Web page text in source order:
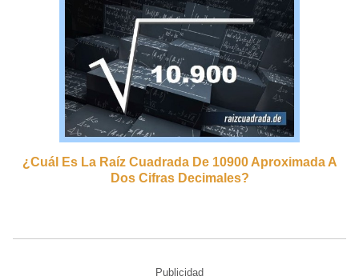
¿cuál Es La Raíz Cuadrada De 10900 Aproximada A
Dos Cifras Decimales?
Publicidad